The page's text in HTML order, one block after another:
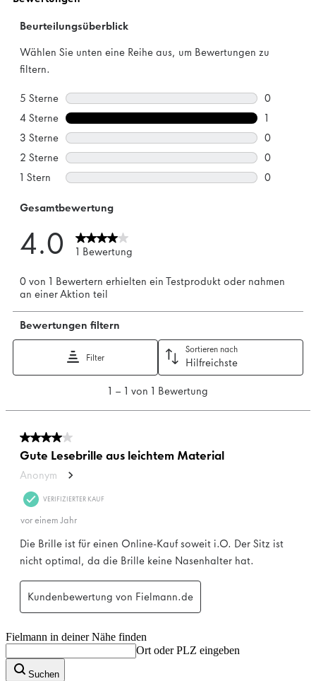
Fielmann in deiner Nähe finden
Ort oder PLZ eingeben
Suchen